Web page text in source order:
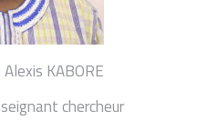
Alexis KABORE
chercheur